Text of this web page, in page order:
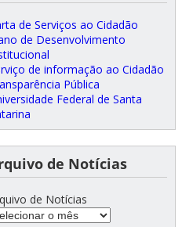
de Serviços ao Cidadão
de Desenvolvimento
de informação ao Cidadão
Pública
Federal de Santa
de Notícias
de Notícias